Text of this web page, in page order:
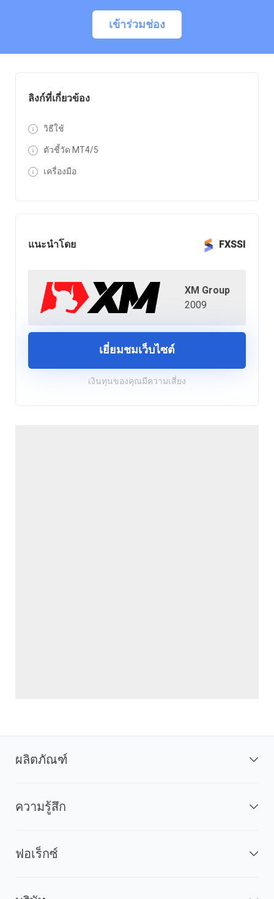
ลิงก์ที่เกี่ยวข้อง
วิธีใช้
ตัวชี้วัด MT4/5
เครื่องมือ
แนะนำโดย FXSSI
XM Group
2009
เยี่ยมชมเว็บไซต์
เงินทุนของคุณมีความเสี่ยง
เข้าร่วมช่อง
ผลิตภัณฑ์
ความรู้สึก
ฟอเร็กซ์